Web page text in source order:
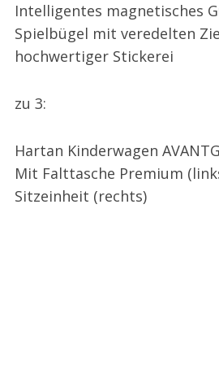
Intelligentes magnetisches
Spielbügel mit veredelten
hochwertiger Stickerei
zu 3:
Hartan Kinderwagen
Mit Falttasche Premium
Sitzeinheit (rechts)